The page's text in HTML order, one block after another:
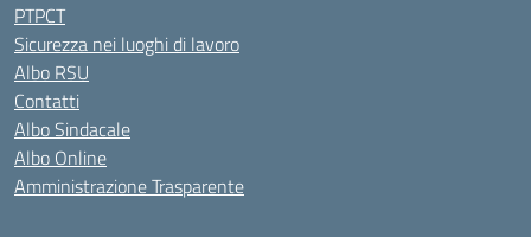
PTPCT
Sicurezza nei luoghi di lavoro
Albo RSU
Contatti
Albo Sindacale
Albo Online
Amministrazione Trasparente